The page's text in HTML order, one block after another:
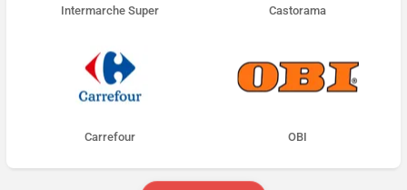
Intermarche Super Castorama
Carrefour OBI